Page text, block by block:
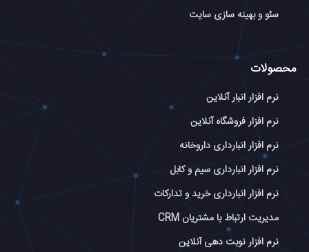
سئو و بهینه سازی سایت
محصولات
نرم افزار انبار آنلاین
نرم افزار فروشگاه آنلاین
نرم افزار انبارداری داروخانه
نرم افزار انبارداری سیم و کابل
نرم افزار انبارداری خرید و تدارکات
مدیریت ارتباط با مشتریان CRM
نرم افزار نوبت دهی آنلاین